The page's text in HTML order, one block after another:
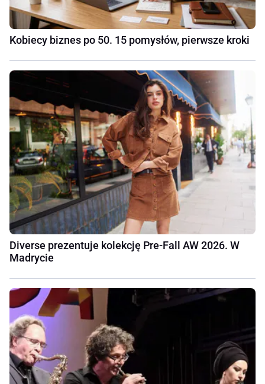
Kobiecy biznes po 50. 15 pomysłów, pierwsze kroki
Diverse prezentuje kolekcję Pre-Fall AW 2026. W
Madrycie